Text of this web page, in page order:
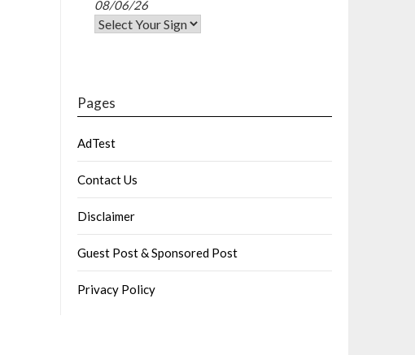
08/06/26
Pages
AdTest
Contact Us
Disclaimer
Guest Post & Sponsored Post
Privacy Policy